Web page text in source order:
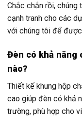
Chắc chắn rồi, chúng
cạnh tranh cho các
với chúng tôi để
Đèn có khả năng
nào?
Thiết kế khung hộp
cao giúp đèn có khả
trường, phù hợp cho